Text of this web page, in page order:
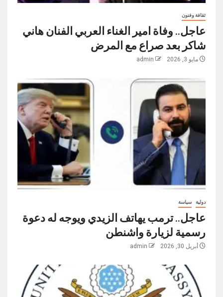
ثقافة وفنون
عاجل.. وفاة امير الغناء العربي الفنان هاني
شاكر بعد صراع مع المرض
مايو 3, 2026 admin
دولية سياسة
عاجل.. ترمب يهاتف الزيدي ويوجه له دعوة
رسمية لزيارة واشنطن
أبريل 30, 2026 admin